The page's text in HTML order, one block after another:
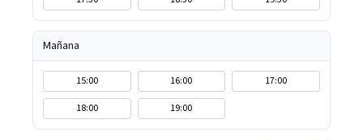
Mañana
15:00 16:00
17:00
18:00
19:00